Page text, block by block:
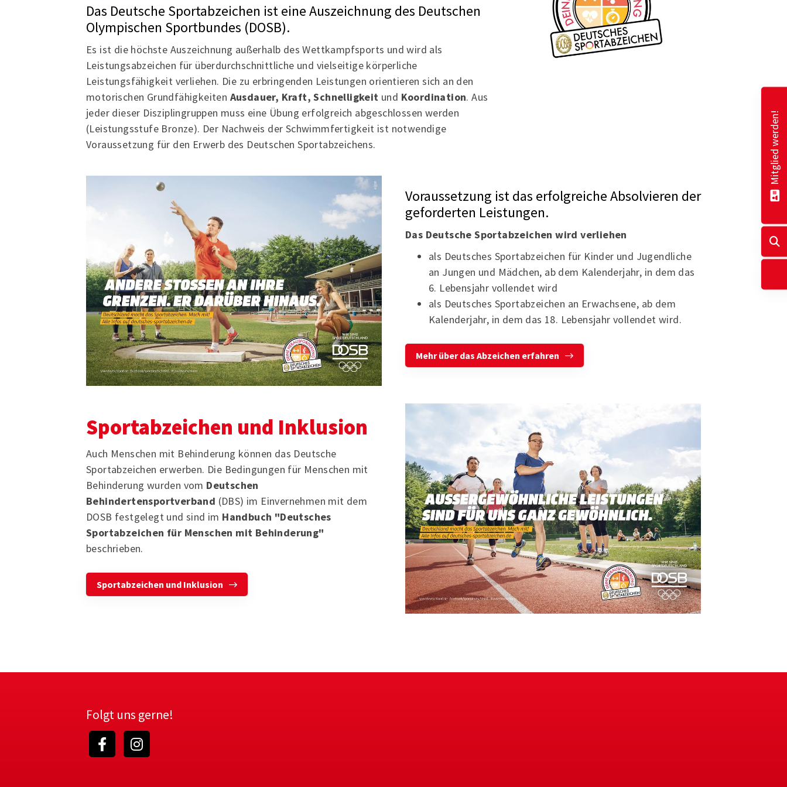
Das Deutsche Sportabzeichen ist eine Auszeichnung des Deutschen
Olympischen Sportbundes (DOSB).
Es ist die höchste Auszeichnung außerhalb des Wettkampfsports und wird als
Leistungsabzeichen für überdurchschnittliche und vielseitige körperliche
Leistungsfähigkeit verliehen. Die zu erbringenden Leistungen orientieren sich an den
motorischen Grundfähigkeiten Ausdauer, Kraft, Schnelligkeit und Koordination. Aus
jeder dieser Disziplingruppen muss eine Übung erfolgreich abgeschlossen werden
(Leistungsstufe Bronze). Der Nachweis der Schwimmfertigkeit ist notwendige
Voraussetzung für den Erwerb des Deutschen Sportabzeichens.
Voraussetzung ist das erfolgreiche Absolvieren der
geforderten Leistungen.
Das Deutsche Sportabzeichen wird verliehen
als Deutsches Sportabzeichen für Kinder und Jugendliche
an Jungen und Mädchen, ab dem Kalenderjahr, in dem das
6. Lebensjahr vollendet wird
als Deutsches Sportabzeichen an Erwachsene, ab dem
Kalenderjahr, in dem das 18. Lebensjahr vollendet wird.
Mehr über das Abzeichen erfahren
Sportabzeichen und Inklusion
Auch Menschen mit Behinderung können das Deutsche
Sportabzeichen erwerben. Die Bedingungen für Menschen mit
Behinderung wurden vom Deutschen
Behindertensportverband (DBS) im Einvernehmen mit dem
DOSB festgelegt und sind im Handbuch "Deutsches
Sportabzeichen für Menschen mit Behinderung"
beschrieben.
Sportabzeichen und Inklusion
Folgt uns gerne!
Mitglied werden!